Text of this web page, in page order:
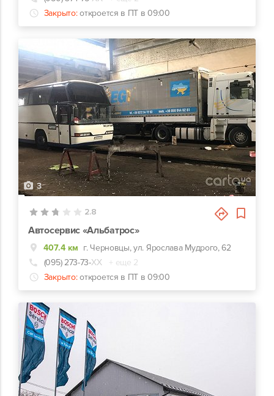
Закрыто: откроется в ПТ в 09:00
3
2.8
Автосервис «Альбатрос»
407.4 км г. Черновцы, ул. Ярослава Мудрого, 62
(095) 273-73-ХХ
+ еще 2
Закрыто: откроется в ПТ в 09:00